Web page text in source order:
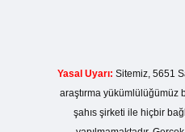
Yasal Uyarı: Sitemiz, 5651
araştırma yükümlülüğümüz
şahıs şirketi ile hiçbir